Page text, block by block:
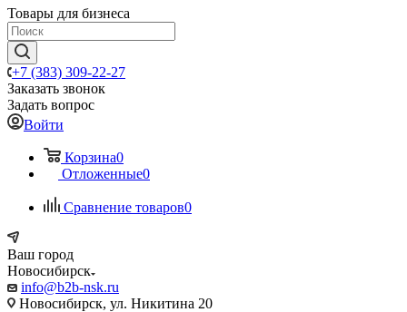
Товары для бизнеса
+7 (383) 309-22-27
Заказать звонок
Задать вопрос
Войти
Корзина0
Отложенные0
Сравнение товаров0
Ваш город
Новосибирск
info@b2b-nsk.ru
Новосибирск, ул. Никитина 20